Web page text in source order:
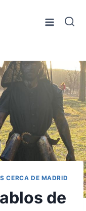
CERCA DE MADRID
de